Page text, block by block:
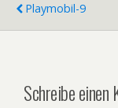
Playmobil-9
Schreibe einen